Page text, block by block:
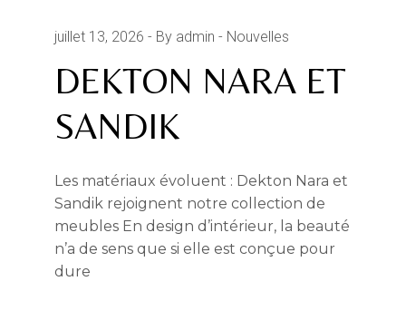
juillet 13, 2026 By admin Nouvelles
DEKTON NARA ET
SANDIK
Les matériaux évoluent : Dekton Nara et
Sandik rejoignent notre collection de
meubles En design d’intérieur, la beauté
n’a de sens que si elle est conçue pour
dure